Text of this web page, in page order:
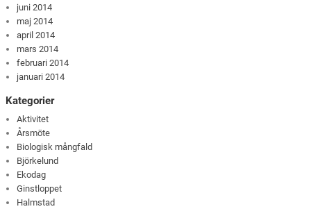
juni 2014
maj 2014
april 2014
mars 2014
februari 2014
januari 2014
Kategorier
Aktivitet
Årsmöte
Biologisk mångfald
Björkelund
Ekodag
Ginstloppet
Halmstad